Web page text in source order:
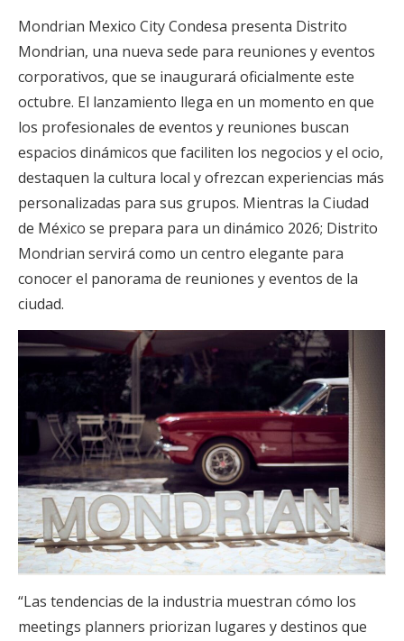
Mondrian Mexico City Condesa presenta Distrito
Mondrian, una nueva sede para reuniones y eventos
corporativos, que se inaugurará oficialmente este
octubre. El lanzamiento llega en un momento en que
los profesionales de eventos y reuniones buscan
espacios dinámicos que faciliten los negocios y el ocio,
destaquen la cultura local y ofrezcan experiencias más
personalizadas para sus grupos. Mientras la Ciudad
de México se prepara para un dinámico 2026; Distrito
Mondrian servirá como un centro elegante para
conocer el panorama de reuniones y eventos de la
ciudad.
“Las tendencias de la industria muestran cómo los
meetings planners priorizan lugares y destinos que